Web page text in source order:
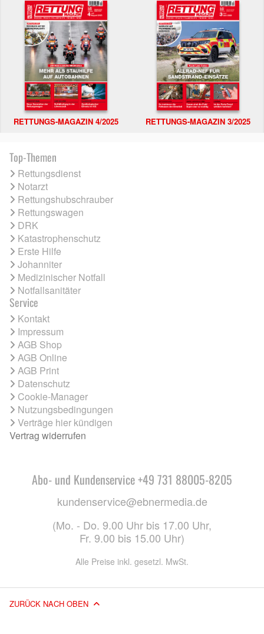
RETTUNGS-MAGAZIN 4/2025 RETTUNGS-MAGAZIN 3/2025
Top-Themen
Rettungsdienst
Notarzt
Rettungshubschrauber
Rettungswagen
DRK
Katastrophenschutz
Erste Hilfe
Johanniter
Medizinischer Notfall
Notfallsanitäter
Service
Kontakt
Impressum
AGB Shop
AGB Online
AGB Print
Datenschutz
Cookie-Manager
Nutzungsbedingungen
Verträge hier kündigen
Vertrag widerrufen
Abo- und Kundenservice +49 731 88005-8205
kundenservice@ebnermedia.de
(Mo. - Do. 9.00 Uhr bis 17.00 Uhr,
Fr. 9.00 bis 15.00 Uhr)
Alle Preise inkl. gesetzl. MwSt.
ZURÜCK NACH OBEN